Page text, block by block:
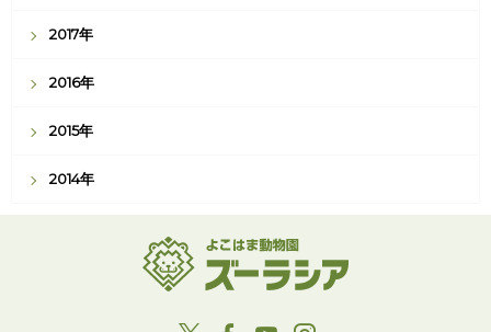
2017年
2016年
2015年
2014年